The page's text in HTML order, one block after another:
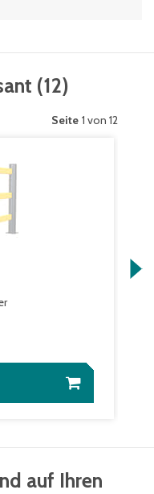
(12)
Seite 1 von 12
auf Ihren